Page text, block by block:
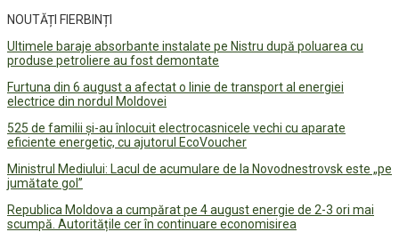
NOUTĂȚI FIERBINȚI
Ultimele baraje absorbante instalate pe Nistru după poluarea cu
produse petroliere au fost demontate
Furtuna din 6 august a afectat o linie de transport al energiei
electrice din nordul Moldovei
525 de familii și-au înlocuit electrocasnicele vechi cu aparate
eficiente energetic, cu ajutorul EcoVoucher
Ministrul Mediului: Lacul de acumulare de la Novodnestrovsk este „pe
jumătate gol”
Republica Moldova a cumpărat pe 4 august energie de 2-3 ori mai
scumpă. Autoritățile cer în continuare economisirea